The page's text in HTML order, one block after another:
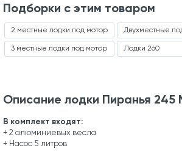
Подборки с этим товаром
2 местные лодки под мотор
3 местные лодки под мотор
Двухместные
Лодки 260
Описание лодки Пиранья 245
В комплект входят:
+ 2 алюминиевых весла
+ Насос 5 литров